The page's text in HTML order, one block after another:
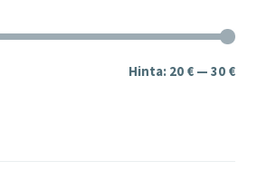
Hinta: 20 € — 30 €